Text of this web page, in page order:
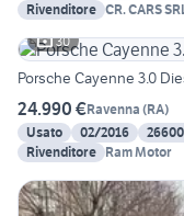
Rivenditore CR. CARS
30
Porsche Cayenne 3.0
24.990 €Ravenna (RA)
Usato
02/2016
Rivenditore Ram Motor